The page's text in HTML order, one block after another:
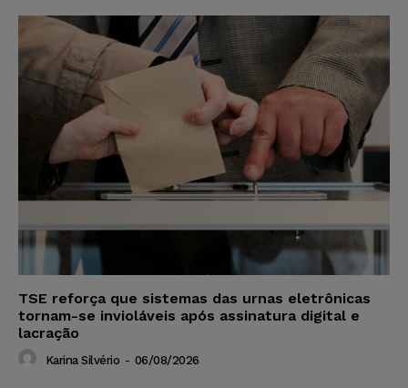
TSE reforça que sistemas das urnas eletrônicas
tornam-se invioláveis após assinatura digital e
lacração
Karina Silvério - 06/08/2026